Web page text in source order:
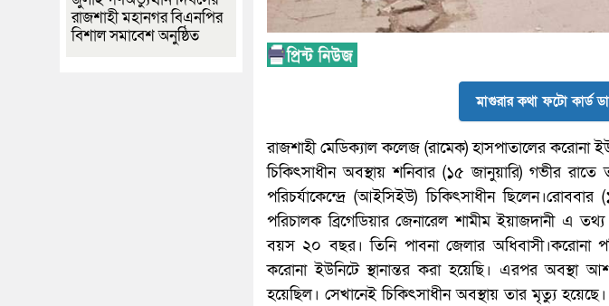
মাগুরার কথা ফটো কার্ড
রাজশাহী মেডিক্যাল কলেজ (রামেক) হাসপাতালের করোনা
চিকিৎসাধীন অবস্থায় শনিবার (১৫ জানুয়ারি) গভীর
পরিচর্যাকেন্দ্রে (আইসিইউ) চিকিৎসাধীন
পরিচালক ব্রিগেডিয়ার জেনারেল শামীম ইয়াজদানী এ
বয়স ২০ বছর। তিনি পাবনা জেলার অধিবাসী।করোনা
করোনা ইউনিটে স্থানান্তর করা হয়েছি। এরপর অবস্থা
হয়েছিল। সেখানেই চিকিৎসাধীন অবস্থায় তার মৃত্যু হয়েছে।
রাজশাহী মহানগর বিএনপির
বিশাল সমাবেশ অনুষ্ঠিত